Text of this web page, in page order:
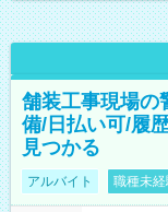
舗装工事現場
備/日払い可/履
見つかる
アルバイト 職種未